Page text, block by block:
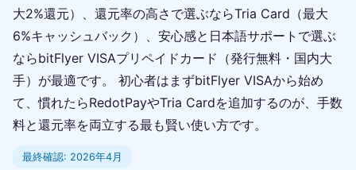
大2%還元）、還元率の高さで選ぶならTria Card（最大
6%キャッシュバック）、安心感と日本語サポートで選ぶ
ならbitFlyer VISAプリペイドカード（発行無料・国内大
手）が最適です。 初心者はまずbitFlyer VISAから始め
て、慣れたらRedotPayやTria Cardを追加するのが、手数
料と還元率を両立する最も賢い使い方です。
最終確認: 2026年4月